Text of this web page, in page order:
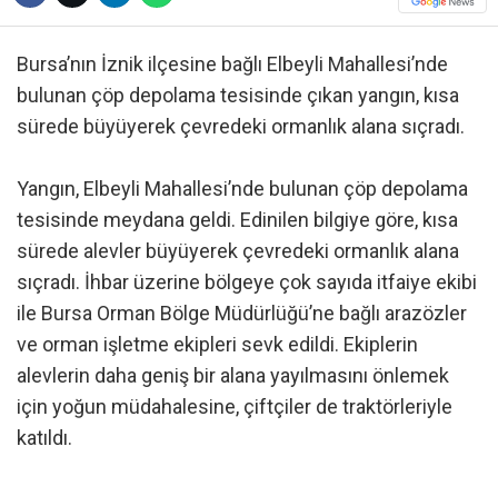
Bursa’nın İznik ilçesine bağlı Elbeyli Mahallesi’nde
bulunan çöp depolama tesisinde çıkan yangın, kısa
sürede büyüyerek çevredeki ormanlık alana sıçradı.
Yangın, Elbeyli Mahallesi’nde bulunan çöp depolama
tesisinde meydana geldi. Edinilen bilgiye göre, kısa
sürede alevler büyüyerek çevredeki ormanlık alana
sıçradı. İhbar üzerine bölgeye çok sayıda itfaiye ekibi
ile Bursa Orman Bölge Müdürlüğü’ne bağlı arazözler
ve orman işletme ekipleri sevk edildi. Ekiplerin
alevlerin daha geniş bir alana yayılmasını önlemek
için yoğun müdahalesine, çiftçiler de traktörleriyle
katıldı.